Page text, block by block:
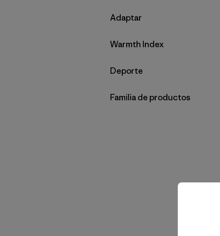
Filtrar por
Adaptar
Filtrar por
Warmth Index
Filtrar por
Deporte
Filtrar por
Familia de productos